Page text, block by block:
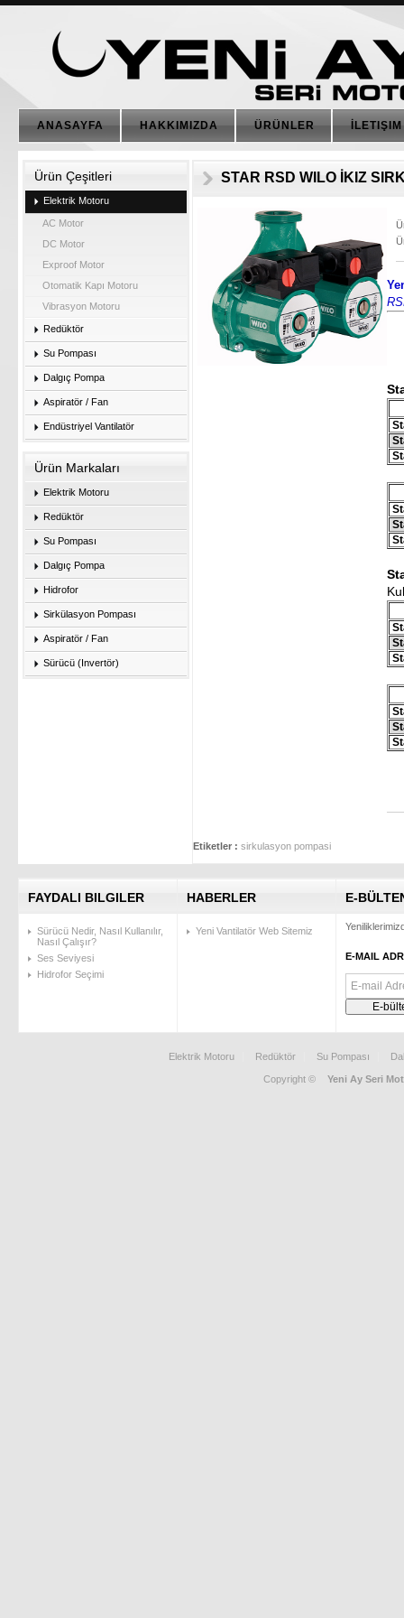
ANASAYFA HAKKIMIZDA ÜRÜNLER İLETIŞIM
Ürün Çeşitleri
Elektrik Motoru
AC Motor
DC Motor
Exproof Motor
Otomatik Kapı Motoru
Vibrasyon Motoru
Redüktör
Su Pompası
Dalgıç Pompa
Aspiratör / Fan
Endüstriyel Vantilatör
Ürün Markaları
Elektrik Motoru
Redüktör
Su Pompası
Dalgıç Pompa
Hidrofor
Sirkülasyon Pompası
Aspiratör / Fan
Sürücü (Invertör)
STAR RSD WILO İKIZ
Etiketler : sirkulasyon pompasi
FAYDALI BILGILER
Sürücü Nedir, Nasıl Kullanılır,
Nasıl Çalışır?
Ses Seviyesi
Hidrofor Seçimi
HABERLER
Yeni Vantilatör Web Sitemiz
E-
E-MAIL
Elektrik Motoru Redüktör Su Pompası
Copyright © Yeni Ay Seri